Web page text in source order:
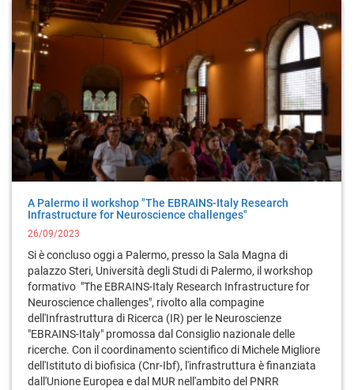
A Palermo il workshop "The EBRAINS-Italy Research
Infrastructure for Neuroscience challenges"
26/09/2023
Si è concluso oggi a Palermo, presso la Sala Magna di
palazzo Steri, Università degli Studi di Palermo, il workshop
formativo "The EBRAINS-Italy Research Infrastructure for
Neuroscience challenges", rivolto alla compagine
dell'Infrastruttura di Ricerca (IR) per le Neuroscienze
"EBRAINS-Italy" promossa dal Consiglio nazionale delle
ricerche. Con il coordinamento scientifico di Michele Migliore
dell'Istituto di biofisica (Cnr-Ibf), l'infrastruttura è finanziata
dall'Unione Europea e dal MUR nell'ambito del PNRR